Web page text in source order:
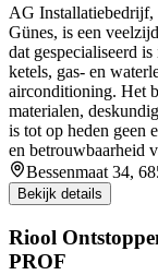
AG Installatiebedrijf,
Günes, is een
dat gespecialiseerd
ketels, gas- en
airconditioning. Het
materialen,
is tot op heden geen
en betrouwbaarheid
Bessenmaat 34,
Bekijk details
Riool
PROF